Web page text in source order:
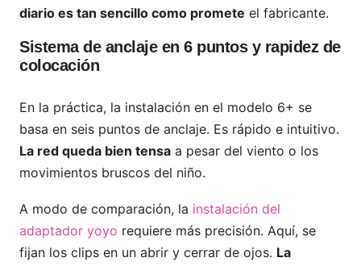
diario es tan sencillo como promete el fabricante.
Sistema de anclaje en 6 puntos y rapidez de
colocación
En la práctica, la instalación en el modelo 6+ se
basa en seis puntos de anclaje. Es rápido e intuitivo.
La red queda bien tensa a pesar del viento o los
movimientos bruscos del niño.
A modo de comparación, la instalación del
adaptador yoyo requiere más precisión. Aquí, se
fijan los clips en un abrir y cerrar de ojos. La